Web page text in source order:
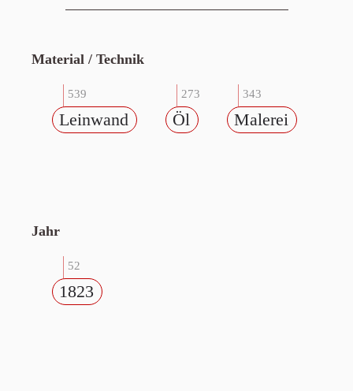
Material / Technik
539
Leinwand
273
Öl
343
Malerei
Jahr
52
1823